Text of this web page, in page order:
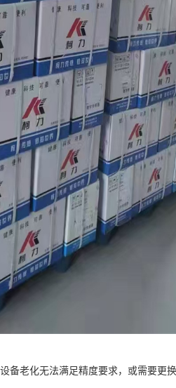
备老化无法满足精度要求，或需要更